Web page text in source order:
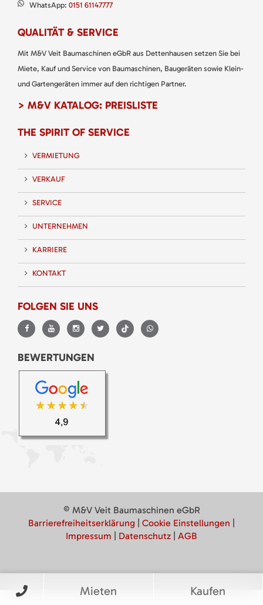
WhatsApp: 0151 61147777
QUALITÄT & SERVICE
Mit M&V Veit Baumaschinen eGbR aus Dettenhausen setzen Sie bei
Miete, Kauf und Service von Baumaschinen, Baugeräten sowie Klein-
und Gartengeräten immer auf den richtigen Partner.
> M&V KATALOG: PREISLISTE
THE SPIRIT OF SERVICE
VERMIETUNG
VERKAUF
SERVICE
UNTERNEHMEN
KARRIERE
KONTAKT
FOLGEN SIE UNS
BEWERTUNGEN
© M&V Veit Baumaschinen eGbR
Barrierefreiheitserklärung
Cookie Einstellungen
Impressum
Datenschutz AGB
Mieten Kaufen